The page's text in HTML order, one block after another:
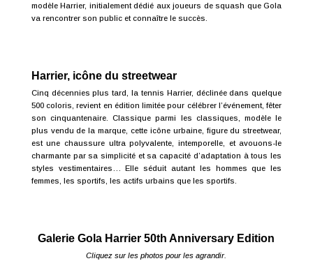
modèle Harrier, initialement dédié aux joueurs de squash que Gola
va rencontrer son public et connaître le succès.
Harrier, icône du streetwear
Cinq décennies plus tard, la tennis Harrier, déclinée dans quelque
500 coloris, revient en édition limitée pour célébrer l’événement, fêter
son cinquantenaire. Classique parmi les classiques, modèle le
plus vendu de la marque, cette icône urbaine, figure du streetwear,
est une chaussure ultra polyvalente, intemporelle, et avouons-le
charmante par sa simplicité et sa capacité d’adaptation à tous les
styles vestimentaires… Elle séduit autant les hommes que les
femmes, les sportifs, les actifs urbains que les sportifs.
Galerie Gola Harrier 50th Anniversary Edition
Cliquez sur les photos pour les agrandir.